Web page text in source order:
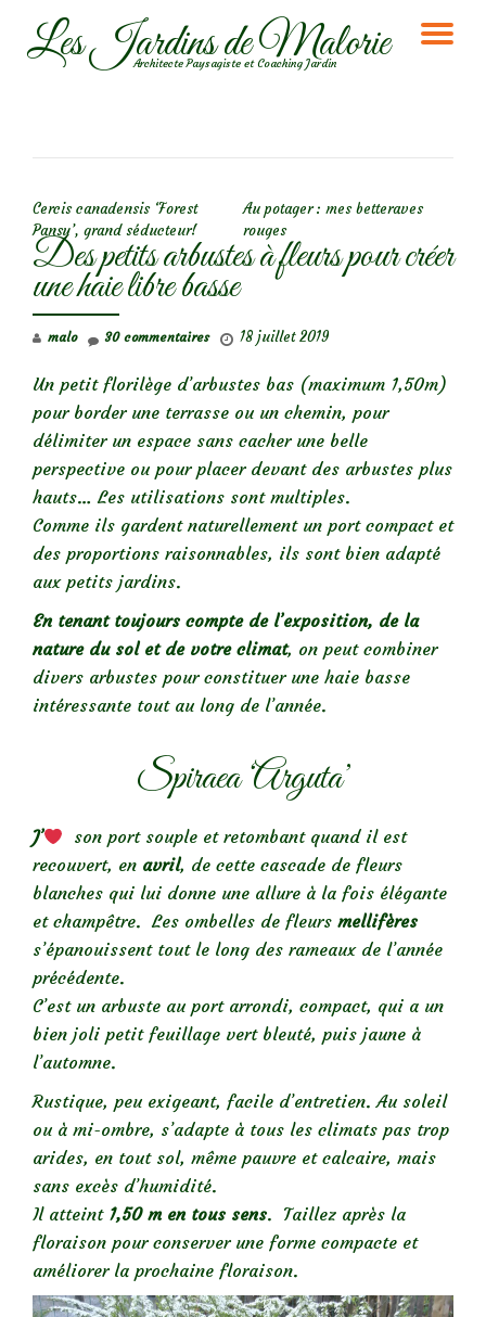
AllerLes Jardins de Malorie
Architecte Paysagiste et Coaching Jardin
Cercis canadensis ‘Forest
Pansy’, grand séducteur!
Au potager : mes betteraves
rouges
Des petits arbustes à fleurs pour créer
une haie libre basse
malo 18 juillet 2019
30 commentaires
Un petit florilège d’arbustes bas (maximum 1,50m)
pour border une terrasse ou un chemin, pour
délimiter un espace sans cacher une belle
perspective ou pour placer devant des arbustes plus
hauts… Les utilisations sont multiples.
Comme ils gardent naturellement un port compact et
des proportions raisonnables, ils sont bien adapté
aux petits jardins.
En tenant toujours compte de l’exposition, de la
nature du sol et de votre climat, on peut combiner
divers arbustes pour constituer une haie basse
intéressante tout au long de l’année.
Spiraea ‘Arguta’
J’
son port souple et retombant quand il est
recouvert, en avril, de cette cascade de fleurs
blanches qui lui donne une allure à la fois élégante
et champêtre. Les ombelles de fleurs mellifères
s’épanouissent tout le long des rameaux de l’année
précédente.
C’est un arbuste au port arrondi, compact, qui a un
bien joli petit feuillage vert bleuté, puis jaune à
l’automne.
Rustique, peu exigeant, facile d’entretien. Au soleil
ou à mi-ombre, s’adapte à tous les climats pas trop
arides, en tout sol, même pauvre et calcaire, mais
sans excès d’humidité.
Il atteint 1,50 m en tous sens. Taillez après la
floraison pour conserver une forme compacte et
améliorer la prochaine floraison.